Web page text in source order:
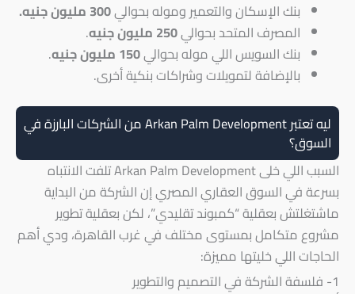
بنك الإسكان والتعمير وموله بحوالي300 مليون جنيه.
المصرف المتحد بحوالي250 مليون جنيه
.
بنك السويس اللي موله بحوالي150 مليون جنيه
.
بالإضافة لتمويلات وشراكات بنكية أخرى.
ليه تعتبر Arkan Palm Development من الشركات البارزة في
السوق؟
السبب اللي خلى Arkan Palm Development تلفت الانتباه
بسرعة في السوق العقاري المصري إن الشركة من البداية
ماشتغلتش بعقلية “كمبوند تقليدي”، لكن بعقلية تطوير
مشروع متكامل بمستوى مختلف في غرب القاهرة، ودي أهم
الحاجات اللي خليتها مميزة:
1- فلسفة الشركة في التصميم والتطوير